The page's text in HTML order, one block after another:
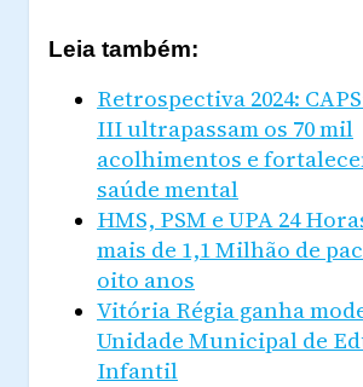
Leia também:
Retrospectiva 2024:
III ultrapassam os 70 mil
acolhimentos e
saúde mental
HMS, PSM e UPA 24
mais de 1,1 Milhão de
oito anos
Vitória Régia ganha
Unidade Municipal de
Infantil